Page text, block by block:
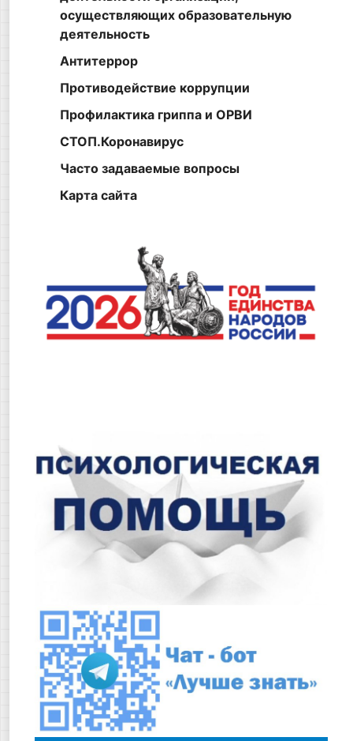
осуществляющих образовательную
деятельность
Антитеррор
Противодействие коррупции
Профилактика гриппа и ОРВИ
СТОП.Коронавирус
Часто задаваемые вопросы
Карта сайта